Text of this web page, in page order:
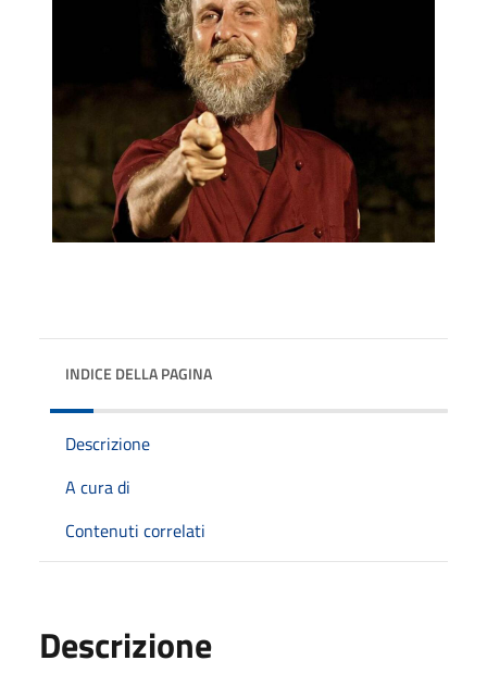
INDICE DELLA PAGINA
Descrizione
A cura di
Contenuti correlati
Descrizione